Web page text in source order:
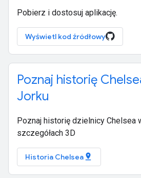
Pobierz i dostosuj aplikację.
Wyświetl kod źródłowy
Poznaj historię
Jorku
Poznaj historię dzielnicy Chelsea
szczegółach 3D
Historia Chelsea pin_drop